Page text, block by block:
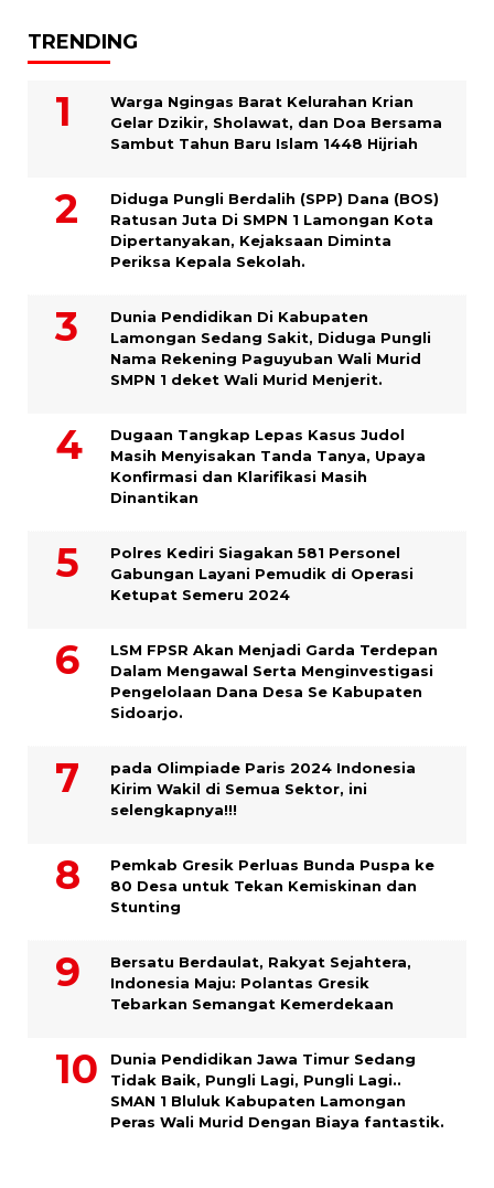
TRENDING
Warga Ngingas Barat Kelurahan Krian
Gelar Dzikir, Sholawat, dan Doa Bersama
Sambut Tahun Baru Islam 1448 Hijriah
Diduga Pungli Berdalih (SPP) Dana (BOS)
Ratusan Juta Di SMPN 1 Lamongan Kota
Dipertanyakan, Kejaksaan Diminta
Periksa Kepala Sekolah.
Dunia Pendidikan Di Kabupaten
Lamongan Sedang Sakit, Diduga Pungli
Nama Rekening Paguyuban Wali Murid
SMPN 1 deket Wali Murid Menjerit.
Dugaan Tangkap Lepas Kasus Judol
Masih Menyisakan Tanda Tanya, Upaya
Konfirmasi dan Klarifikasi Masih
Dinantikan
Polres Kediri Siagakan 581 Personel
Gabungan Layani Pemudik di Operasi
Ketupat Semeru 2024
LSM FPSR Akan Menjadi Garda Terdepan
Dalam Mengawal Serta Menginvestigasi
Pengelolaan Dana Desa Se Kabupaten
Sidoarjo.
pada Olimpiade Paris 2024 Indonesia
Kirim Wakil di Semua Sektor, ini
selengkapnya!!!
Pemkab Gresik Perluas Bunda Puspa ke
80 Desa untuk Tekan Kemiskinan dan
Stunting
Bersatu Berdaulat, Rakyat Sejahtera,
Indonesia Maju: Polantas Gresik
Tebarkan Semangat Kemerdekaan
Dunia Pendidikan Jawa Timur Sedang
Tidak Baik, Pungli Lagi, Pungli Lagi..
SMAN 1 Bluluk Kabupaten Lamongan
Peras Wali Murid Dengan Biaya fantastik.